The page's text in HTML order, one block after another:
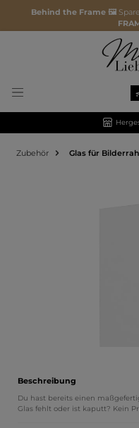
Behind the Frame 🖼️
Zubehör Glas für
Beschreibung
Du hast bereits einen
Glas fehlt oder ist kaputt? Kein